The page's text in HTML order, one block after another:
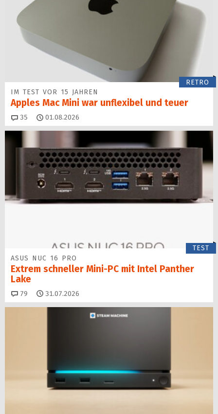
RETRO
IM TEST VOR 15 JAHREN
Apples Mac Mini war unflexibel und teuer
35 Kommentare
01.08.2026
TEST
ASUS NUC 16 PRO
Extrem schneller Mini-PC mit Intel Panther
Lake
79 Kommentare
31.07.2026